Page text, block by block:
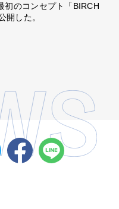
のコンセプト「BIRCH
開した。